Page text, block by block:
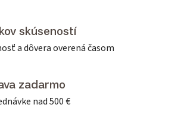
skúseností
a dôvera overená časom
zadarmo
nad 500 €